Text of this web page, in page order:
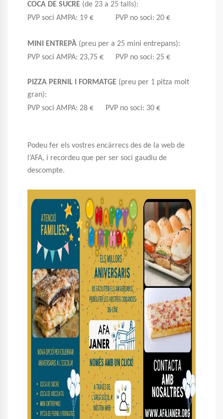
COCA DE SUCRE (de 23 a 25 talls):
PVP soci AMPA: 19 € PVP no soci: 20 €
MINI ENTREPÀ (preu per a 25 mini entrepans):
PVP soci AMPA: 23,75 € PVP no soci: 25 €
PIZZA PERNIL I FORMATGE (preu per 1 pitza molt
gran):
PVP soci AMPA: 28 € PVP no soci: 30 €
Podeu fer els vostres encàrrecs des de la web de
l’AFA, i recordeu que per ser soci gaudiu de
descompte.